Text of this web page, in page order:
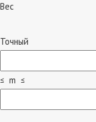
Вес
Точный
≤ m ≤